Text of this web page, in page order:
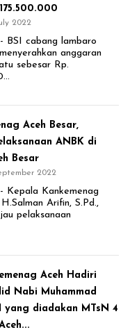
2022
BSI cabang lambaro
anggaran
sebesar Rp.
Aceh Besar,
ANBK di
Besar
2022
Kepala Kankemenag
Arifin, S.Pd.,
pelaksanaan
Aceh Hadiri
Nabi Muhammad
yang diadakan MTsN 4